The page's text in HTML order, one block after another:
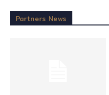
Partners News